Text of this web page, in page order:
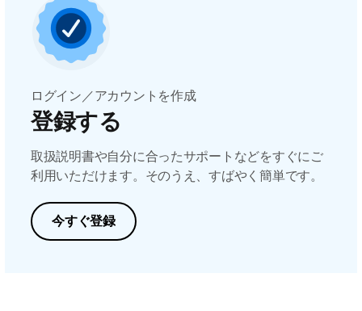
ログイン／アカウントを作成
登録する
取扱説明書や自分に合ったサポートなどをすぐにご
利用いただけます。そのうえ、すばやく簡単です。
今すぐ登録